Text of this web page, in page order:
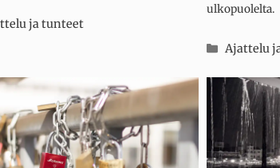
ja tunteet
ulkopuolelta.
Ajattelu